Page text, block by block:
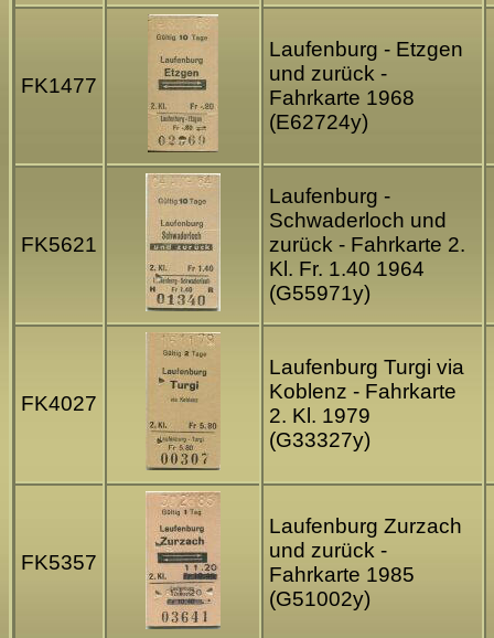
FK1477
Laufenburg - Etzgen
und zurück -
Fahrkarte 1968
(E62724y)
FK5621
Laufenburg -
Schwaderloch und
zurück - Fahrkarte 2.
Kl. Fr. 1.40 1964
(G55971y)
FK4027
Laufenburg Turgi via
Koblenz - Fahrkarte
2. Kl. 1979
(G33327y)
FK5357
Laufenburg Zurzach
und zurück -
Fahrkarte 1985
(G51002y)